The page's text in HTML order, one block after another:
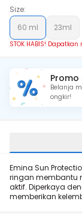
Size:
60 ml
23ml
STOK HABIS!
Belanja
ongkir!
Emina Sun
ringan membantu
aktif. Diperkaya
memberikan